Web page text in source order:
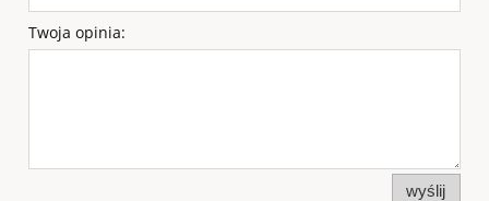
Twoja opinia:
wyślij